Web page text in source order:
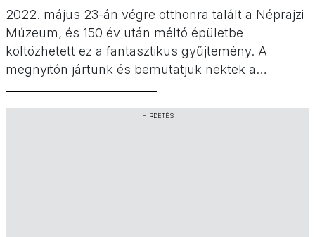
2022. május 23-án végre otthonra talált a Néprajzi
Múzeum, és 150 év után méltó épületbe
költözhetett ez a fantasztikus gyűjtemény. A
megnyitón jártunk és bemutatjuk nektek a
különös tekintettel a gyerek- és családbarát
HIRDETÉS